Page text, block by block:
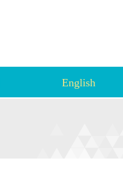
English